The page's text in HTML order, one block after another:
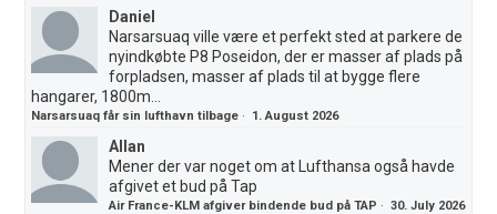
Daniel
Narsarsuaq ville være et perfekt sted at parkere de
nyindkøbte P8 Poseidon, der er masser af plads på
forpladsen, masser af plads til at bygge flere
hangarer, 1800m...
Narsarsuaq får sin lufthavn tilbage · 1. August 2026
Allan
Mener der var noget om at Lufthansa også havde
afgivet et bud på Tap
Air France-KLM afgiver bindende bud på TAP ·30. July 2026